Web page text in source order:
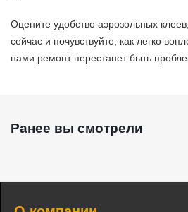
Оцените удобство аэрозольных
сейчас и почувствуйте, как легко
нами ремонт перестанет быть
Ранее вы смотрели